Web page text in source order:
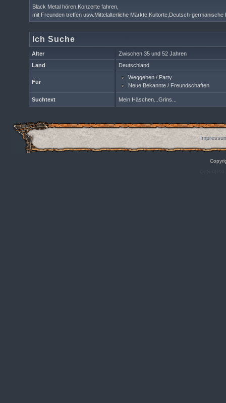
Black Metal hören,Konzerte fahren,
mit Freunden treffen usw.Mittelalterliche Märkte,Kultorte,Deutsch-germanische
Ich Suche
Alter
Zwischen 35 und 52 Jahren
Land
Deutschland
Für
Weggehen / Party
Neue Bekannte / Freundschaften
Suchtext Mein Häschen...Grins...